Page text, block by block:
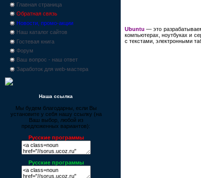
Главная страница
Обратная связь
Новости, промо-акции
Наш каталог сайтов
Гостевая книга
Форум
Ваш вопрос - наш ответ
Заработок для web-мастера
Наша ссылка
Мы будем благодарны, если Вы
установите у себя нашу ссылку (на
Ваш выбор, любой из
предложенных вариантов):
Русские программы
Русские программы
Ubuntu — это
компьютерах, ноутбуках и
с текстами, электронными